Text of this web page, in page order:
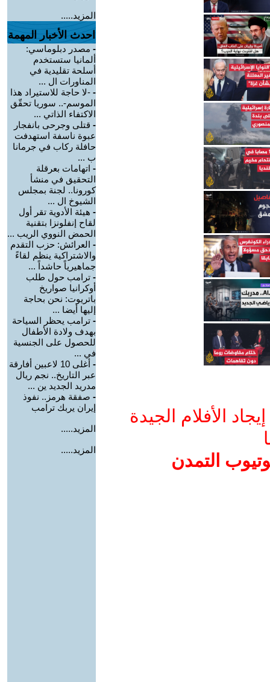
الأفلام الجيدة
التمدن
المزيد.....
احدث الأخبار المهمة
- مصدر دبلوماسي:
ألمانيا ستستخدم
أسلحة تقليدية في
المناورات ال ...
- -لا حاجة للاستيراد هذا
الموسم-.. سوريا تحقّق
الاكتفاء الذاتي ...
- قتلى وجرحى بانفجار
عبوة ناسفة استهدفت
حافلة ركاب في جرمانا
ب ...
- اتهامات بعرقلة
التحقيق في منشأ
كورونا.. لجنة بمجلس
الشيوخ ال ...
- هيئة الأدوية تقر أول
لقاح إنفلونزا بتقنية
الحمض النووي الريب ...
- العرائش: حزب التقدم
والاشتراكية ينظم لقاءً
جماهيرياً حاشداً ...
- ترامب حول طلب
أوكرانيا صواريخ
باتريوت: نحن بحاجة
إليها أيضا ...
- ترامب يحظر السياحة
بهدف ولادة الأطفال
للحصول على الجنسية
في ...
-
أغلى 10 لاعبين أفارقة
عبر التاريخ.. نجم ريال
مدريد الجديد ين ...
- صفقة هرمز.. نفوذ
إيران يربك ترامب
المزيد.....
المزيد.....